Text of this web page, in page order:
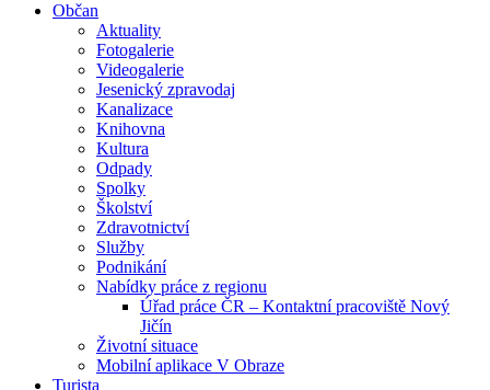
Občan
Aktuality
Fotogalerie
Videogalerie
Jesenický zpravodaj
Kanalizace
Knihovna
Kultura
Odpady
Spolky
Školství
Zdravotnictví
Služby
Podnikání
Nabídky práce z regionu
Úřad práce ČR – Kontaktní pracoviště Nový
Jičín
Životní situace
Mobilní aplikace V Obraze
Turista